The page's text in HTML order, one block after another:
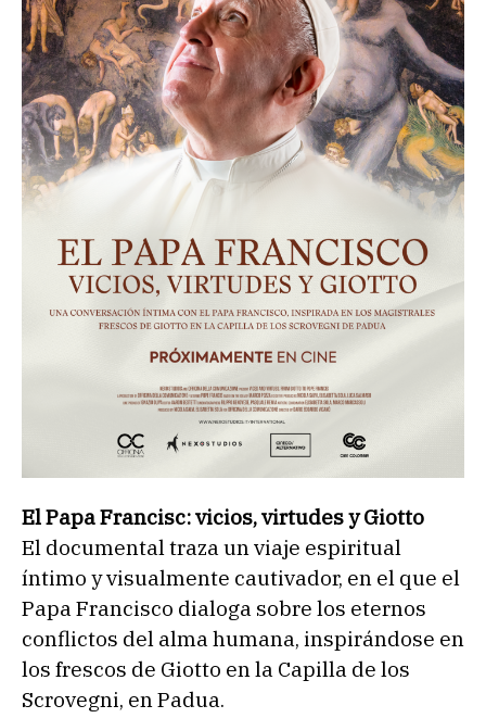
El Papa Francisc: vicios, virtudes y Giotto
El documental traza un viaje espiritual
íntimo y visualmente cautivador, en el que el
Papa Francisco dialoga sobre los eternos
conflictos del alma humana, inspirándose en
los frescos de Giotto en la Capilla de los
Scrovegni, en Padua.